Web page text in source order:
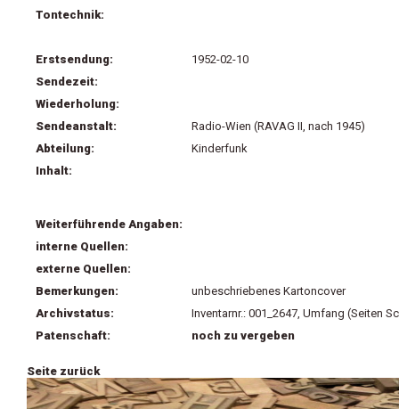
Tontechnik:
Erstsendung:
1952-02-10
Sendezeit:
Wiederholung:
Sendeanstalt:
Radio-Wien (RAVAG II, nach 1945)
Abteilung:
Kinderfunk
Inhalt:
Weiterführende Angaben:
interne Quellen:
externe Quellen:
Bemerkungen:
unbeschriebenes Kartoncover
Archivstatus:
Inventarnr.: 001_2647, Umfang (Seiten
Patenschaft:
noch zu vergeben
Seite zurück